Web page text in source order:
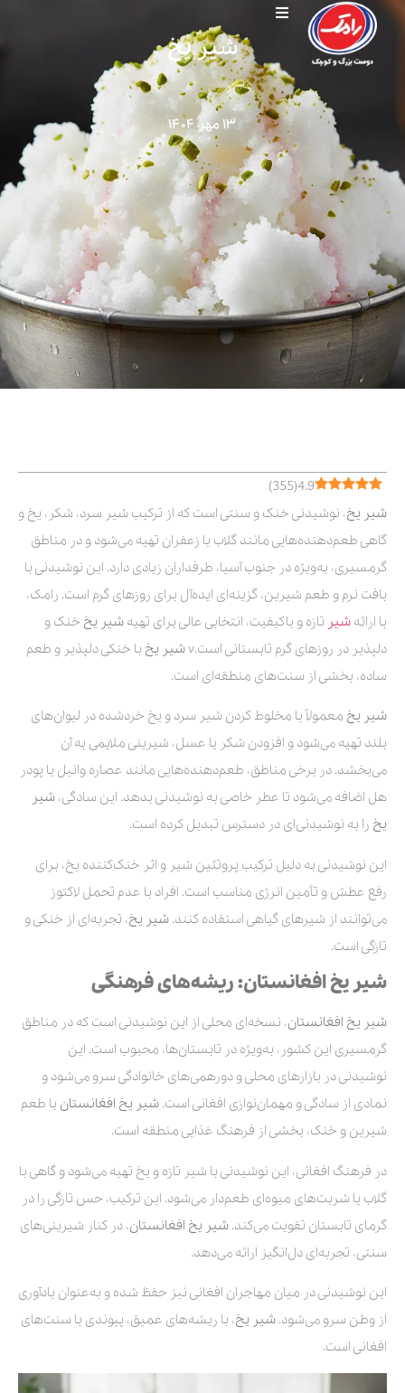
شیر یخ
۱۳ مهر ۱۴۰۴
4.9
(
355
)
شیر یخ، نوشیدنی خنک و سنتی است که از ترکیب شیر سرد، شکر، یخ و
گاهی طعم‌دهنده‌هایی مانند گلاب یا زعفران تهیه می‌شود و در مناطق
گرمسیری، به‌ویژه در جنوب آسیا، طرفداران زیادی دارد. این نوشیدنی با
بافت نرم و طعم شیرین، گزینه‌ای ایده‌آل برای روزهای گرم است. رامک،
با ارائه شیر تازه و باکیفیت، انتخابی عالی برای تهیه شیر یخ خنک و
دلپذیر در روزهای گرم تابستانی است.v شیر یخ با خنکی دلپذیر و طعم
ساده، بخشی از سنت‌های منطقه‌ای است.
شیر یخ معمولاً با مخلوط کردن شیر سرد و یخ خردشده در لیوان‌های
بلند تهیه می‌شود و افزودن شکر یا عسل، شیرینی ملایمی به آن
می‌بخشد. در برخی مناطق، طعم‌دهنده‌هایی مانند عصاره وانیل یا پودر
هل اضافه می‌شود تا عطر خاصی به نوشیدنی بدهد. این سادگی، شیر
یخ را به نوشیدنی‌ای در دسترس تبدیل کرده است.
این نوشیدنی به دلیل ترکیب پروتئین شیر و اثر خنک‌کننده یخ، برای
رفع عطش و تأمین انرژی مناسب است. افراد با عدم تحمل لاکتوز
می‌توانند از شیرهای گیاهی استفاده کنند. شیر یخ، تجربه‌ای از خنکی و
تازگی است.
شیر یخ افغانستان: ریشه‌های فرهنگی
شیر یخ افغانستان، نسخه‌ای محلی از این نوشیدنی است که در مناطق
گرمسیری این کشور، به‌ویژه در تابستان‌ها، محبوب است. این
نوشیدنی در بازارهای محلی و دورهمی‌های خانوادگی سرو می‌شود و
نمادی از سادگی و مهمان‌نوازی افغانی است. شیر یخ افغانستان با طعم
شیرین و خنک، بخشی از فرهنگ غذایی منطقه است.
در فرهنگ افغانی، این نوشیدنی با شیر تازه و یخ تهیه می‌شود و گاهی با
گلاب یا شربت‌های میوه‌ای طعم‌دار می‌شود. این ترکیب، حس تازگی را در
گرمای تابستان تقویت می‌کند. شیر یخ افغانستان، در کنار شیرینی‌های
سنتی، تجربه‌ای دل‌انگیز ارائه می‌دهد.
این نوشیدنی در میان مهاجران افغانی نیز حفظ شده و به‌عنوان یادآوری
از وطن سرو می‌شود. شیر یخ، با ریشه‌های عمیق، پیوندی با سنت‌های
افغانی است.